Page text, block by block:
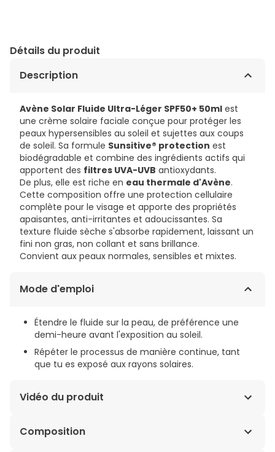
Détails du produit
Description
Avène Solar Fluide Ultra-Léger SPF50+ 50ml est
une crème solaire faciale conçue pour protéger les
peaux hypersensibles au soleil et sujettes aux coups
de soleil. Sa formule Sunsitive® protection est
biodégradable et combine des ingrédients actifs qui
apportent des filtres UVA-UVB antioxydants.
De plus, elle est riche en eau thermale d'Avène.
Cette composition offre une protection cellulaire
complète pour le visage et apporte des propriétés
apaisantes, anti-irritantes et adoucissantes. Sa
texture fluide sèche s'absorbe rapidement, laissant un
fini non gras, non collant et sans brillance.
Convient aux peaux normales, sensibles et mixtes.
Mode d'emploi
Étendre le fluide sur la peau, de préférence une
demi-heure avant l'exposition au soleil.
Répéter le processus de manière continue, tant
que tu es exposé aux rayons solaires.
Vidéo du produit
Composition